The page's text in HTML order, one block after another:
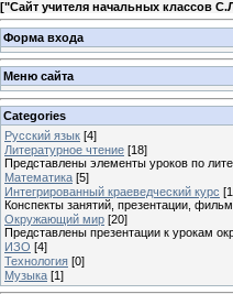
["Сайт учителя начальных классов
Форма входа
Меню сайта
Categories
Русский язык [4]
Литературное чтение [18]
Представлены элементы уроков по
Математика [5]
Интегрированный краеведческий курс
Конспекты занятий, презентации,
Окружающий мир [20]
Представлены презентации к урокам
ИЗО [4]
Технология [0]
Музыка [1]